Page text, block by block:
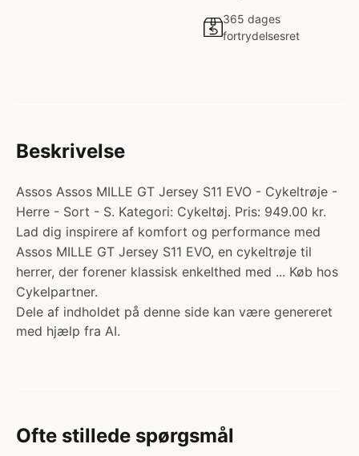
365 dages
fortrydelsesret
Beskrivelse
Assos Assos MILLE GT Jersey S11 EVO - Cykeltrøje -
Herre - Sort - S. Kategori: Cykeltøj. Pris: 949.00 kr.
Lad dig inspirere af komfort og performance med
Assos MILLE GT Jersey S11 EVO, en cykeltrøje til
herrer, der forener klassisk enkelthed med ... Køb hos
Cykelpartner.
Dele af indholdet på denne side kan være genereret
med hjælp fra AI.
Ofte stillede spørgsmål